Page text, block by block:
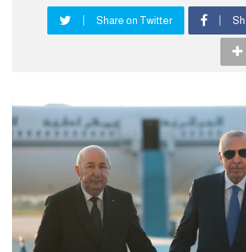
Share on Twitter